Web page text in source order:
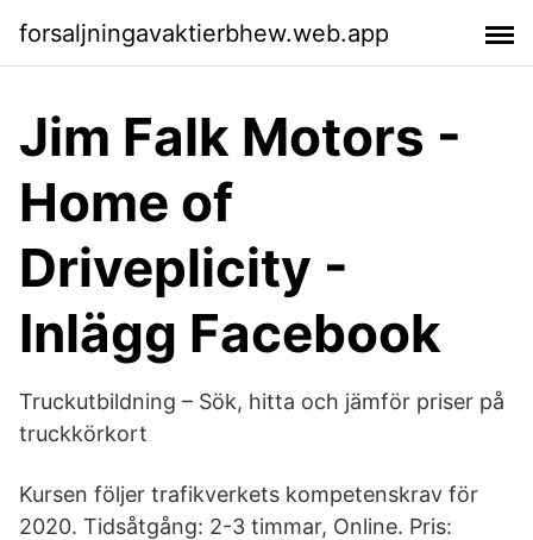
forsaljningavaktierbhew.web.app
Jim Falk Motors -
Home of
Driveplicity -
Inlägg Facebook
Truckutbildning – Sök, hitta och jämför priser på
truckkörkort
Kursen följer trafikverkets kompetenskrav för
2020. Tidsåtgång: 2-3 timmar, Online. Pris: